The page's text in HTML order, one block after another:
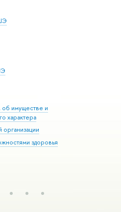
об имуществе и
характера
здоровья